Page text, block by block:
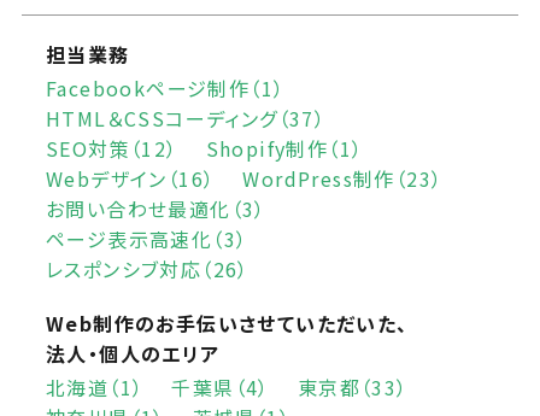
担当業務
Facebookページ制作（1）
HTML＆CSSコーディング（37）
SEO対策（12）
Shopify制作（1）
Webデザイン（16）
WordPress制作（23）
お問い合わせ最適化（3）
ページ表示高速化（3）
レスポンシブ対応（26）
Web制作のお手伝いさせていただいた、
法人・個人のエリア
北海道（1）
千葉県（4）
東京都（33）